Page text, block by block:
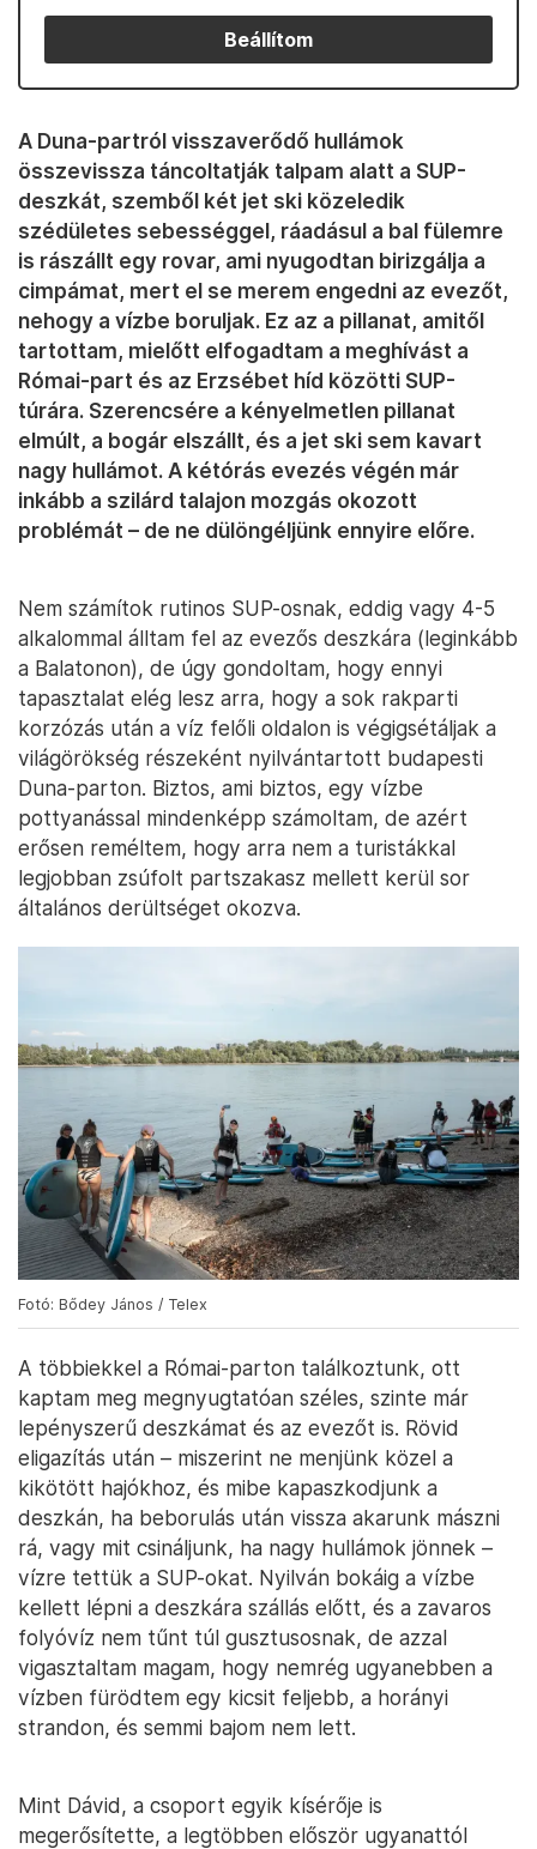
Beállítom
A Duna-partról visszaverődő hullámok
összevissza táncoltatják talpam alatt a SUP-
deszkát, szemből két jet ski közeledik
szédületes sebességgel, ráadásul a bal fülemre
is rászállt egy rovar, ami nyugodtan birizgálja a
cimpámat, mert el se merem engedni az evezőt,
nehogy a vízbe boruljak. Ez az a pillanat, amitől
tartottam, mielőtt elfogadtam a meghívást a
Római-part és az Erzsébet híd közötti SUP-
túrára. Szerencsére a kényelmetlen pillanat
elmúlt, a bogár elszállt, és a jet ski sem kavart
nagy hullámot. A kétórás evezés végén már
inkább a szilárd talajon mozgás okozott
problémát – de ne dülöngéljünk ennyire előre.
Nem számítok rutinos SUP-osnak, eddig vagy 4-5
alkalommal álltam fel az evezős deszkára (leginkább
a Balatonon), de úgy gondoltam, hogy ennyi
tapasztalat elég lesz arra, hogy a sok rakparti
korzózás után a víz felőli oldalon is végigsétáljak a
világörökség részeként nyilvántartott budapesti
Duna-parton. Biztos, ami biztos, egy vízbe
pottyanással mindenképp számoltam, de azért
erősen reméltem, hogy arra nem a turistákkal
legjobban zsúfolt partszakasz mellett kerül sor
általános derültséget okozva.
Fotó: Bődey János / Telex
A többiekkel a Római-parton találkoztunk, ott
kaptam meg megnyugtatóan széles, szinte már
lepényszerű deszkámat és az evezőt is. Rövid
eligazítás után – miszerint ne menjünk közel a
kikötött hajókhoz, és mibe kapaszkodjunk a
deszkán, ha beborulás után vissza akarunk mászni
rá, vagy mit csináljunk, ha nagy hullámok jönnek –
vízre tettük a SUP-okat. Nyilván bokáig a vízbe
kellett lépni a deszkára szállás előtt, és a zavaros
folyóvíz nem tűnt túl gusztusosnak, de azzal
vigasztaltam magam, hogy nemrég ugyanebben a
vízben fürödtem egy kicsit feljebb, a horányi
strandon, és semmi bajom nem lett.
Mint Dávid, a csoport egyik kísérője is
megerősítette, a legtöbben először ugyanattól